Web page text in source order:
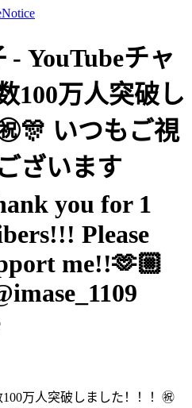
Notice
- YouTubeチャ
100万人突破し
️🎊 いつもご視
ざいます
you for 1
Please
me!!🫶🏼
万人突破しました！！！㊗️